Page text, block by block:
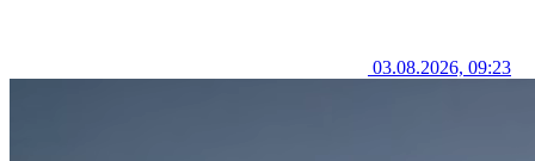
03.08.2026, 09:23